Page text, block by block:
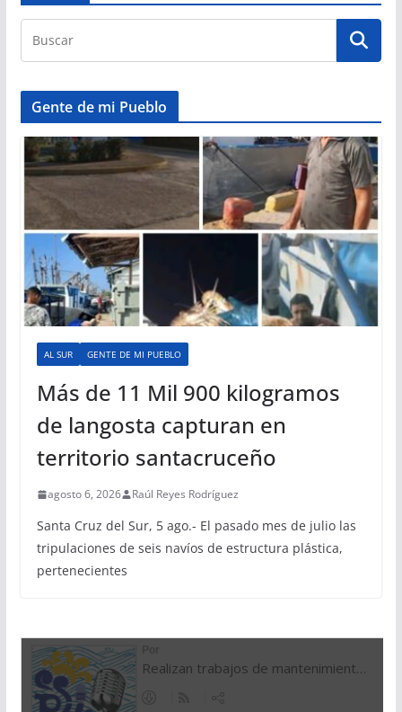
Gente de mi Pueblo
AL SUR GENTE DE MI PUEBLO
Más de 11 Mil 900 kilogramos
de langosta capturan en
territorio santacruceño
agosto 6, 2026 Raúl Reyes Rodríguez
Santa Cruz del Sur, 5 ago.- El pasado mes de julio las
tripulaciones de seis navíos de estructura plástica,
pertenecientes